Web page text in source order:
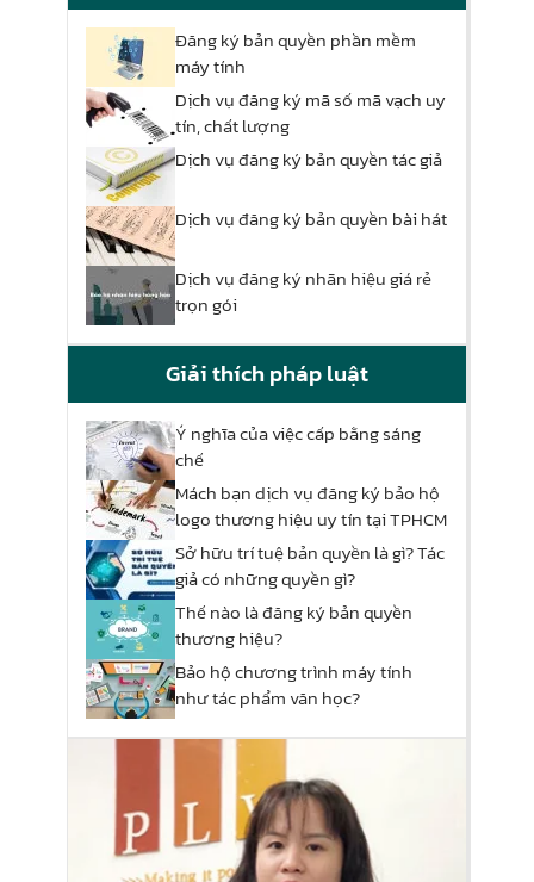
Đăng ký bản quyền phần mềm
máy tính
Dịch vụ đăng ký mã số mã vạch uy
tín, chất lượng
Dịch vụ đăng ký bản quyền tác giả
Dịch vụ đăng ký bản quyền bài hát
Dịch vụ đăng ký nhãn hiệu giá rẻ
trọn gói
Giải thích pháp luật
Ý nghĩa của việc cấp bằng sáng
chế
Mách bạn dịch vụ đăng ký bảo hộ
logo thương hiệu uy tín tại TPHCM
Sở hữu trí tuệ bản quyền là gì? Tác
giả có những quyền gì?
Thế nào là đăng ký bản quyền
thương hiệu?
Bảo hộ chương trình máy tính
như tác phẩm văn học?